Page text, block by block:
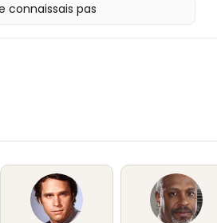
connaissais pas